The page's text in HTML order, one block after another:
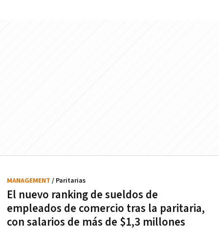
El nuevo ranking de sueldos de
empleados de comercio tras la paritaria,
con salarios de más de $1,3 millones
MANAGEMENT / Paritarias